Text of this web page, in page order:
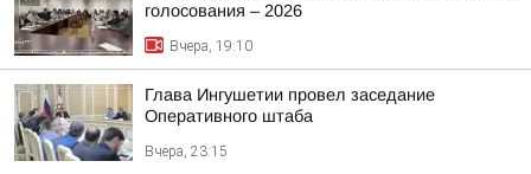
голосования – 2026
Вчера, 19:10
Глава Ингушетии провел заседание
Оперативного штаба
Вчера, 23:15